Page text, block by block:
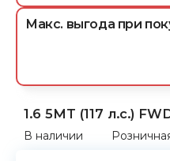
Макс. выгода при
1.6 5MT (117 л.с.)
В наличии